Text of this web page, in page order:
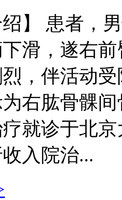
绍】 患者，
滑，遂右
，伴活动
右肱骨髁
就诊于北
入院治...